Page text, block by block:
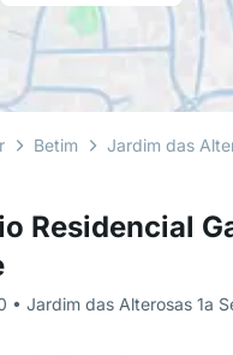
Residencial
• Jardim das Alterosas 1a
Betim Jardim das